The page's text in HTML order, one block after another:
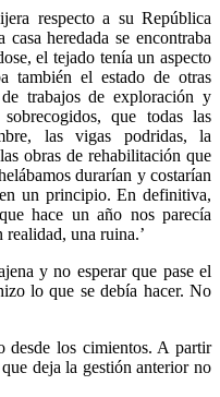
respecto a su República
heredada se encontraba
el tejado tenía un aspecto
también el estado de otras
trabajos de exploración y
que todas las
las vigas podridas, la
obras de rehabilitación que
durarían y costarían
un principio. En definitiva,
hace un año nos parecía
realidad, una ruina.’
y no esperar que pase el
lo que se debía hacer. No
desde los cimientos. A partir
deja la gestión anterior no